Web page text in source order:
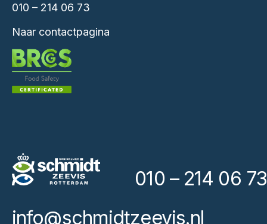
010 – 214 06 73
Naar contactpagina
010 – 214 06 73
info@schmidtzeevis.nl